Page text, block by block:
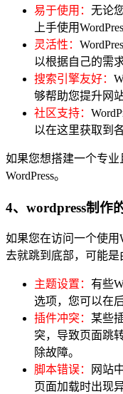
易于使用： 无论
上手使用
灵活性：
以根据自己的需
搜索引擎友好：
够帮助您提升网
社区支持：
以在这里获取到
如果您想搭建一个专
WordPress。
4、wordpress制作
如果您在访问一个使用
去就跳到底部，可能是
主题设置： 有些
选项，您可以在
插件冲突： 某些
突，导致页面跳
除故障。
脚本错误：
网站
页面加载时出现